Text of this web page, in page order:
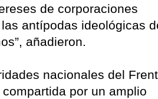
de corporaciones
antípodas ideológicas
añadieron.
nacionales del
por un amplio